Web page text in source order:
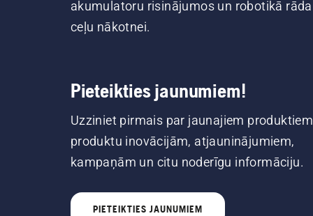
akumulatoru risinājumos un robotikā rāda
ceļu nākotnei.
Pieteikties jaunumiem!
Uzziniet pirmais par jaunajiem
produktu inovācijām, atjauninājumiem,
kampaņām un citu noderīgu informāciju.
PIETEIKTIES JAUNUMIEM